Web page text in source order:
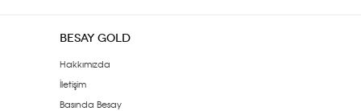
BESAY GOLD
Hakkımızda
İletişim
Basında Besay